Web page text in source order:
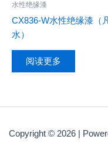
水性绝缘漆
CX836-W水性绝缘漆（
水）
阅读更多
Copyright © 2026 |